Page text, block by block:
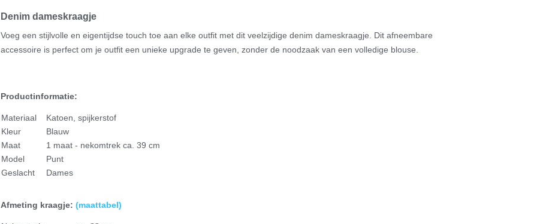
Denim dameskraagje
Voeg een stijlvolle en eigentijdse touch toe aan elke outfit met dit veelzijdige denim dameskraagje. Dit afneembare
accessoire is perfect om je outfit een unieke upgrade te geven, zonder de noodzaak van een volledige blouse.
Productinformatie:
Materiaal Katoen spijkerstof
Kleur
Blauw
Maat
1 maat - nekomtrek ca. 39 cm
Model
Punt
Geslacht
Dames
Afmeting kraagje: (maattabel)